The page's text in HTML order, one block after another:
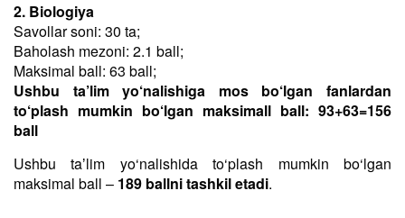
2. Biologiya
Savollar soni: 30 ta;
Baholash mezoni: 2.1 ball;
Maksimal ball: 63 ball;
Ushbu ta’lim yo‘nalishiga mos bo‘lgan fanlardan
to‘plash mumkin bo‘lgan maksimall ball: 93+63=156
ball
Ushbu taʼlim yo‘nalishida to‘plash mumkin bo‘lgan
maksimal ball – 189 ballni tashkil etadi.